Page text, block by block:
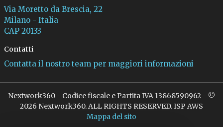
Via Moretto da Brescia, 22
Milano - Italia
CAP 20133
Contatti
Contatta il nostro team per maggiori informazioni
Nextwork360 - Codice fiscale e Partita IVA 13868590962 - ©
2026 Nextwork360. ALL RIGHTS RESERVED. ISP AWS
Mappa del sito